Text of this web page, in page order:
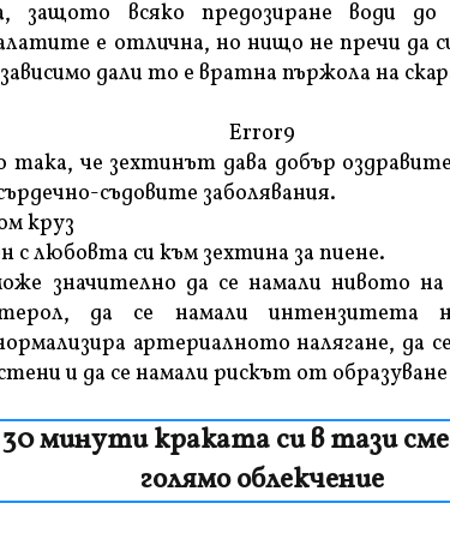
защото всяко предозиране води
е отлична, но нищо не пречи да
дали то е вратна пържола на
Error9
така, че зехтинът дава добър
съдовите заболявания.
круз
с любовта си към зехтина за пиене.
значително да се намали нивото на
да се намали интензитета
артериалното налягане, да
и да се намали рискът от
минути краката си в тази
голямо облекчение